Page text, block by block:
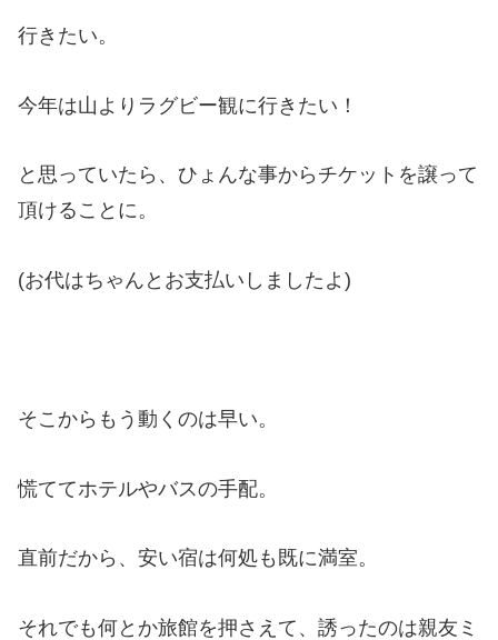
行きたい。
今年は山よりラグビー観に行きたい！
と思っていたら、ひょんな事からチケットを譲って
頂けることに。
(お代はちゃんとお支払いしましたよ)
そこからもう動くのは早い。
慌ててホテルやバスの手配。
直前だから、安い宿は何処も既に満室。
それでも何とか旅館を押さえて、誘ったのは親友ミ